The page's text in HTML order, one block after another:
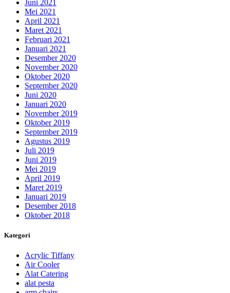
Juni 2021
Mei 2021
April 2021
Maret 2021
Februari 2021
Januari 2021
Desember 2020
November 2020
Oktober 2020
September 2020
Juni 2020
Januari 2020
November 2019
Oktober 2019
September 2019
Agustus 2019
Juli 2019
Juni 2019
Mei 2019
April 2019
Maret 2019
Januari 2019
Desember 2018
Oktober 2018
Kategori
Acrylic Tiffany
Air Cooler
Alat Catering
alat pesta